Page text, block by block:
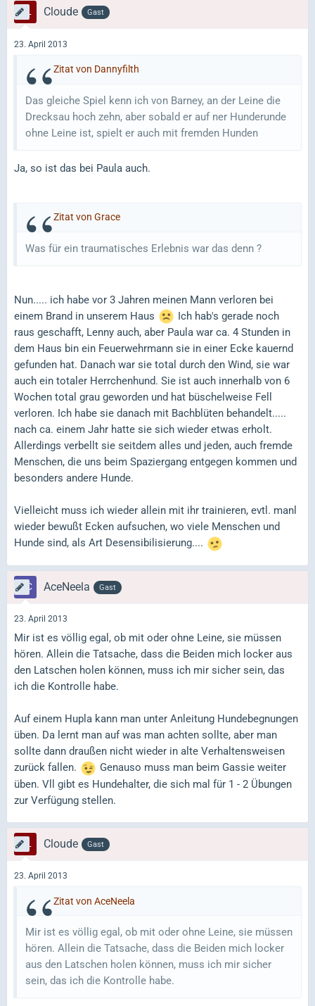
Cloude Gast
23. April 2013
Zitat von Dannyfilth
Das gleiche Spiel kenn ich von Barney, an der Leine die
Drecksau hoch zehn, aber sobald er auf ner Hunderunde
ohne Leine ist, spielt er auch mit fremden Hunden
Ja, so ist das bei Paula auch.
Zitat von Grace
Was für ein traumatisches Erlebnis war das denn ?
Nun..... ich habe vor 3 Jahren meinen Mann verloren bei
einem Brand in unserem Haus
Ich hab's gerade noch
raus geschafft, Lenny auch, aber Paula war ca. 4 Stunden in
dem Haus bin ein Feuerwehrmann sie in einer Ecke kauernd
gefunden hat. Danach war sie total durch den Wind, sie war
auch ein totaler Herrchenhund. Sie ist auch innerhalb von 6
Wochen total grau geworden und hat büschelweise Fell
verloren. Ich habe sie danach mit Bachblüten behandelt.....
nach ca. einem Jahr hatte sie sich wieder etwas erholt.
Allerdings verbellt sie seitdem alles und jeden, auch fremde
Menschen, die uns beim Spaziergang entgegen kommen und
besonders andere Hunde.
Vielleicht muss ich wieder allein mit ihr trainieren, evtl. manl
wieder bewußt Ecken aufsuchen, wo viele Menschen und
Hunde sind, als Art Desensibilisierung....
AceNeela Gast
23. April 2013
Mir ist es völlig egal, ob mit oder ohne Leine, sie müssen
hören. Allein die Tatsache, dass die Beiden mich locker aus
den Latschen holen können, muss ich mir sicher sein, das
ich die Kontrolle habe.
Auf einem Hupla kann man unter Anleitung Hundebegnungen
üben. Da lernt man auf was man achten sollte, aber man
sollte dann draußen nicht wieder in alte Verhaltensweisen
zurück fallen.
Genauso muss man beim Gassie weiter
üben. Vll gibt es Hundehalter, die sich mal für 1 - 2 Übungen
zur Verfügung stellen.
Cloude Gast
23. April 2013
Zitat von AceNeela
Mir ist es völlig egal, ob mit oder ohne Leine, sie müssen
hören. Allein die Tatsache, dass die Beiden mich locker
aus den Latschen holen können, muss ich mir sicher
sein, das ich die Kontrolle habe.